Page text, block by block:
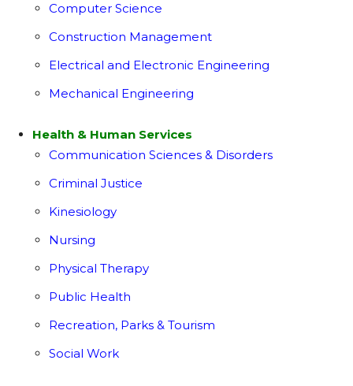
Computer Science
Construction Management
Electrical and Electronic Engineering
Mechanical Engineering
Health & Human Services
Communication Sciences & Disorders
Criminal Justice
Kinesiology
Nursing
Physical Therapy
Public Health
Recreation, Parks & Tourism
Social Work